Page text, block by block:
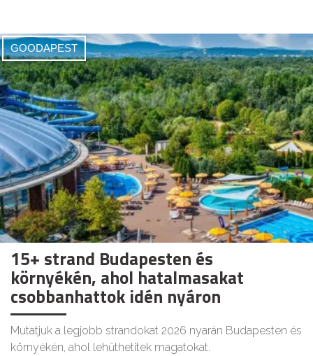
GOODAPEST
15+ strand Budapesten és
környékén, ahol hatalmasakat
csobbanhattok idén nyáron
Mutatjuk a legjobb strandokat 2026 nyarán Budapesten és
környékén, ahol lehűthetitek magatokat.